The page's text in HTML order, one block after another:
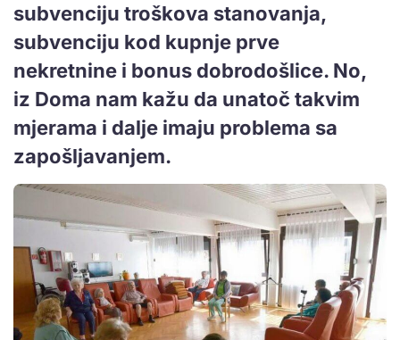
subvenciju troškova stanovanja,
subvenciju kod kupnje prve
nekretnine i bonus dobrodošlice. No,
iz Doma nam kažu da unatoč takvim
mjerama i dalje imaju problema sa
zapošljavanjem.